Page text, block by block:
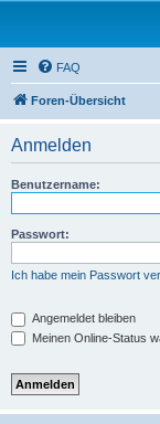
FAQ
Foren-Übersicht
Anmelden
Benutzername:
Passwort:
Ich habe mein Passwort
Angemeldet bleiben
Meinen Online-Status